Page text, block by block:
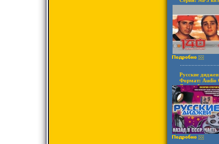
Русские
Формат: Audio
Фирма
товары
2007 г
инфо 5738v.